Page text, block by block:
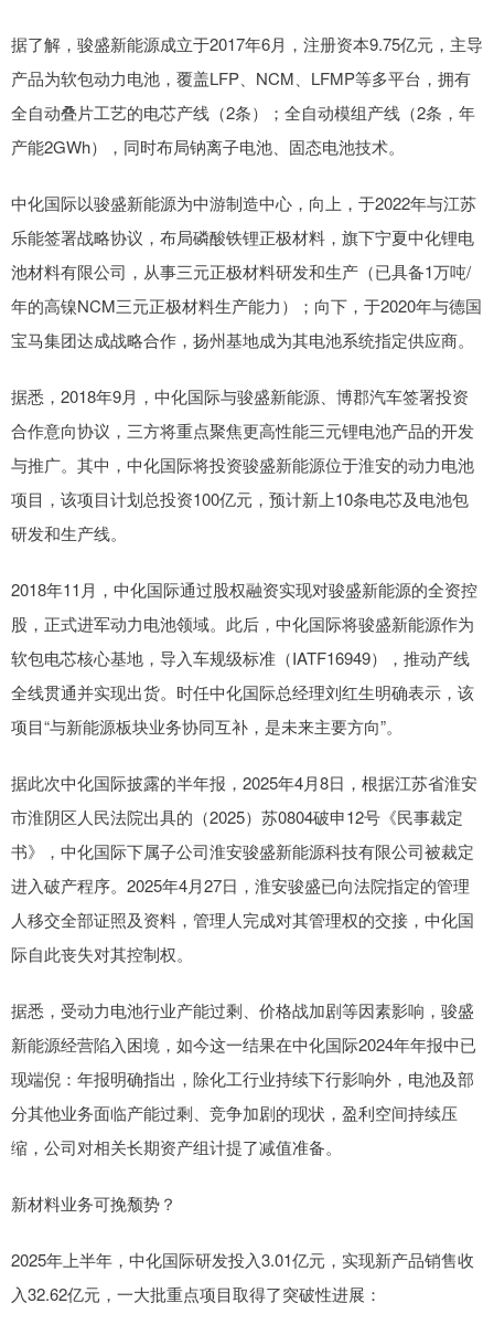
据了解，骏盛新能源成立于2017年6月，注册资本9.75亿元，主导
产品为软包动力电池，覆盖LFP、NCM、LFMP等多平台，拥有
全自动叠片工艺的电芯产线（2条）；全自动模组产线（2条，年
产能2GWh），同时布局钠离子电池、固态电池技术。
中化国际以骏盛新能源为中游制造中心，向上，于2022年与江苏
乐能签署战略协议，布局磷酸铁锂正极材料，旗下宁夏中化锂电
池材料有限公司，从事三元正极材料研发和生产（已具备1万吨/
年的高镍NCM三元正极材料生产能力）；向下，于2020年与德国
宝马集团达成战略合作，扬州基地成为其电池系统指定供应商。
据悉，2018年9月，中化国际与骏盛新能源、博郡汽车签署投资
合作意向协议，三方将重点聚焦更高性能三元锂电池产品的开发
与推广。其中，中化国际将投资骏盛新能源位于淮安的动力电池
项目，该项目计划总投资100亿元，预计新上10条电芯及电池包
研发和生产线。
2018年11月，中化国际通过股权融资实现对骏盛新能源的全资控
股，正式进军动力电池领域。此后，中化国际将骏盛新能源作为
软包电芯核心基地，导入车规级标准（IATF16949），推动产线
全线贯通并实现出货。时任中化国际总经理刘红生明确表示，该
项目“与新能源板块业务协同互补，是未来主要方向”。
据此次中化国际披露的半年报，2025年4月8日，根据江苏省淮安
市淮阴区人民法院出具的（2025）苏0804破申12号《民事裁定
书》，中化国际下属子公司淮安骏盛新能源科技有限公司被裁定
进入破产程序。2025年4月27日，淮安骏盛已向法院指定的管理
人移交全部证照及资料，管理人完成对其管理权的交接，中化国
际自此丧失对其控制权。
据悉，受动力电池行业产能过剩、价格战加剧等因素影响，骏盛
新能源经营陷入困境，如今这一结果在中化国际2024年年报中已
现端倪：年报明确指出，除化工行业持续下行影响外，电池及部
分其他业务面临产能过剩、竞争加剧的现状，盈利空间持续压
缩，公司对相关长期资产组计提了减值准备。
新材料业务可挽颓势？
2025年上半年，中化国际研发投入3.01亿元，实现新产品销售收
入32.62亿元，一大批重点项目取得了突破性进展：